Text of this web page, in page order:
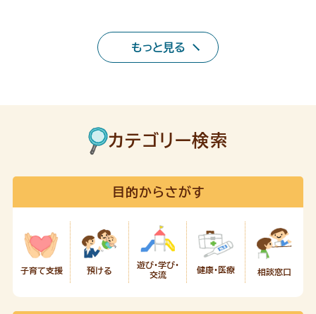
もっと見る
カテゴリー検索
目的からさがす
子育て支援 預ける
遊び・学び・
交流
健康・医療 相談窓口